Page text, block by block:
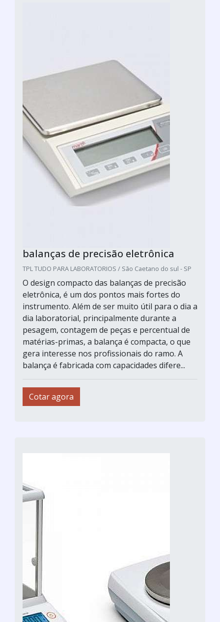
balanças de precisão eletrônica
TPL TUDO PARA LABORATORIOS / São Caetano do sul - SP
O design compacto das balanças de precisão
eletrônica, é um dos pontos mais fortes do
instrumento. Além de ser muito útil para o dia a
dia laboratorial, principalmente durante a
pesagem, contagem de peças e percentual de
matérias-primas, a balança é compacta, o que
gera interesse nos profissionais do ramo. A
balança é fabricada com capacidades difere...
Cotar agora